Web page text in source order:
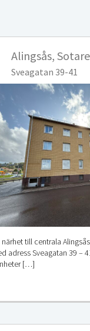
Alingsås,
Sveagatan 39-41
närhet till centrala
adress Sveagatan 39 –
[…]